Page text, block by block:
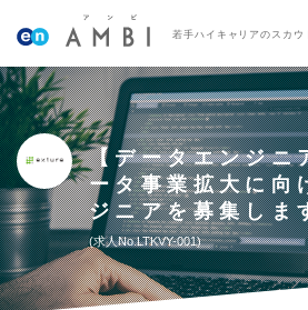
若手ハイキャリアのスカウ
【データエンジニ
ータ事業拡大に向
ジニアを募集しま
求人No.LTKVY-001